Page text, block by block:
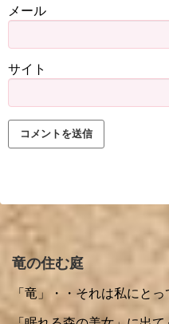
メール
サイト
竜の住む庭
「竜」・・それは私にとっ